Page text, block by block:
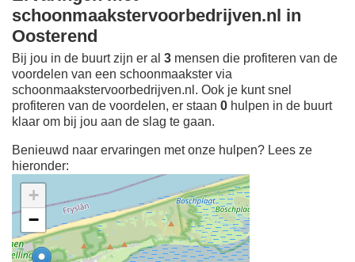
schoonmaakstervoorbedrijven.nl in
Oosterend
Bij jou in de buurt zijn er al 3 mensen die profiteren van de
voordelen van een schoonmaakster via
schoonmaakstervoorbedrijven.nl. Ook je kunt snel
profiteren van de voordelen, er staan 0 hulpen in de buurt
klaar om bij jou aan de slag te gaan.
Benieuwd naar ervaringen met onze hulpen? Lees ze
hieronder:
Ontdek meer ervaringen
Schoonmaakster bij
+
−